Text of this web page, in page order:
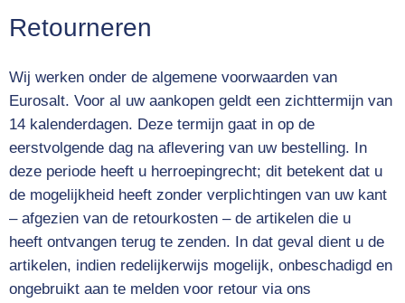
Retourneren
Wij werken onder de algemene voorwaarden van
Eurosalt. Voor al uw aankopen geldt een zichttermijn van
14 kalenderdagen. Deze termijn gaat in op de
eerstvolgende dag na aflevering van uw bestelling. In
deze periode heeft u herroepingrecht; dit betekent dat u
de mogelijkheid heeft zonder verplichtingen van uw kant
– afgezien van de retourkosten – de artikelen die u
heeft ontvangen terug te zenden. In dat geval dient u de
artikelen, indien redelijkerwijs mogelijk, onbeschadigd en
ongebruikt aan te melden voor retour via ons